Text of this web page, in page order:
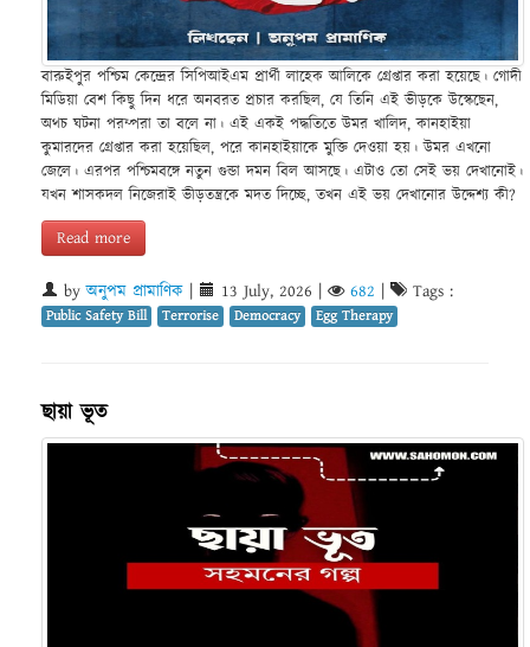
বারুইপুর পশ্চিম কেন্দ্রের সিপিআইএম প্রার্থী লাহেক আলিকে গ্রেপ্তার করা হয়েছে। গোদী
মিডিয়া বেশ কিছু দিন ধরে অনবরত প্রচার করছিল, যে তিনি এই ভীড়কে উস্কেছেন,
অথচ ঘটনা পরম্পরা তা বলে না। এই একই পদ্ধতিতে উমর খালিদ, কানহাইয়া
কুমারদের গ্রেপ্তার করা হয়েছিল, পরে কানহাইয়াকে মুক্তি দেওয়া হয়। উমর এখনো
জেলে। এরপর পশ্চিমবঙ্গে নতুন গুন্ডা দমন বিল আসছে। এটাও তো সেই ভয় দেখানোই।
যখন শাসকদল নিজেরাই ভীড়তন্ত্রকে মদত দিচ্ছে, তখন এই ভয় দেখানোর উদ্দেশ্য কী?
Read more
byঅনুপম প্রামাণিক | 13 July, 2026 | 682 | Tags :
Public Safety Bill Terrorise Democracy Egg Therapy
ছায়া ভূত